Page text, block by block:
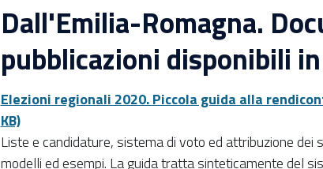
Dall'Emilia-Romagna.
pubblicazioni disponibili
Elezioni regionali 2020. Piccola guida alla
KB)
Liste e candidature, sistema di voto ed attribuzione dei
modelli ed esempi. La guida tratta sinteticamente del